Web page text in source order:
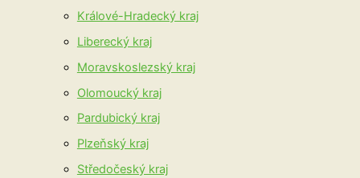
Králové-Hradecký kraj
Liberecký kraj
Moravskoslezský kraj
Olomoucký kraj
Pardubický kraj
Plzeňský kraj
Středočeský kraj